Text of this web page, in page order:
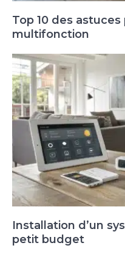
Top 10 des
multifonction
Installation d’un
petit budget